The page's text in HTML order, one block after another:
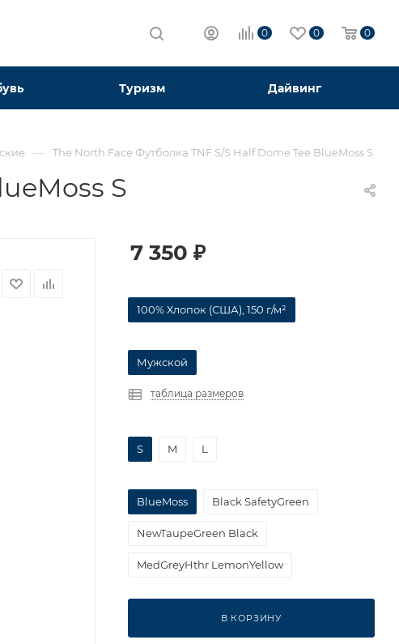
0 0 0
Туризм Дайвинг
— The North Face Футболка TNF S/S Half Dome Tee BlueMoss S
S
7 350 ₽
100% Хлопок (США), 150 г/м²
Мужской
таблица размеров
S M L
BlueMoss Black SafetyGreen
NewTaupeGreen Black
MedGreyHthr LemonYellow
В КОРЗИНУ